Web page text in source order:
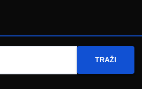
TRAŽI